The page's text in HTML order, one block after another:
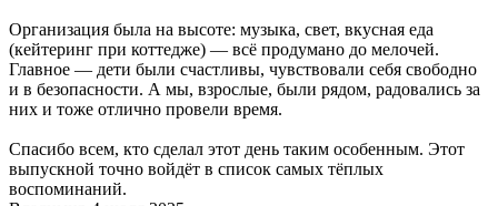
Организация была на высоте: музыка, свет, вкусная еда
(кейтеринг при коттедже) — всё продумано до мелочей.
Главное — дети были счастливы, чувствовали себя свободно
и в безопасности. А мы, взрослые, были рядом, радовались за
них и тоже отлично провели время.
Спасибо всем, кто сделал этот день таким особенным. Этот
выпускной точно войдёт в список самых тёплых
воспоминаний.